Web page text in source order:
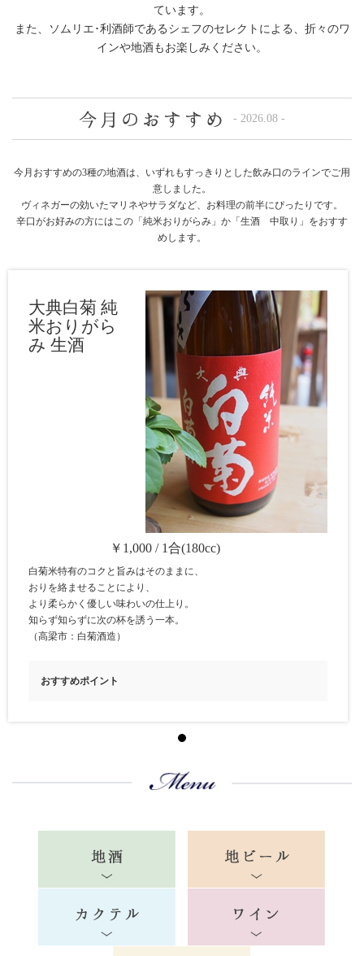
ています。
また、ソムリエ･利酒師であるシェフのセレクトによる、折々のワ
インや地酒もお楽しみください。
- 2026.08 -
今月おすすめの3種の地酒は、いずれもすっきりとした飲み口のラインでご用
意しました。
ヴィネガーの効いたマリネやサラダなど、お料理の前半にぴったりです。
辛口がお好みの方にはこの「純米おりがらみ」か「生酒 中取り」をおすす
めします。
大典白菊 純
米おりがら
み 生酒
￥1,000 / 1合(180cc)
白菊米特有のコクと旨みはそのままに、
おりを絡ませることにより、
より柔らかく優しい味わいの仕上り。
知らず知らずに次の杯を誘う一本。
（高梁市：白菊酒造）
おすすめポイント